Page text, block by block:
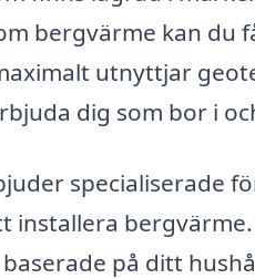
bergvärme kan du
utnyttjar
dig som bor i
specialiserade
installera
på ditt